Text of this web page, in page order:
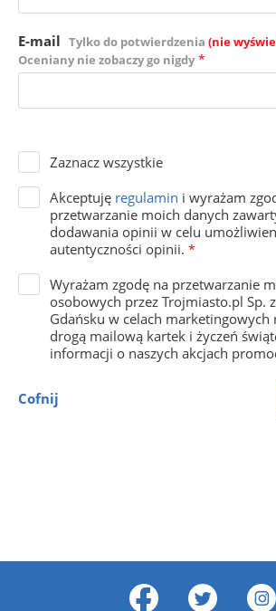
E-mail Tylko do potwierdzenia (nie
Oceniany nie zobaczy go nigdy *
Zaznacz wszystkie
Akceptuję regulamin i wyrażam
przetwarzanie moich danych
dodawania opinii w celu
autentyczności opinii. *
Wyrażam zgodę na przetwarzanie
osobowych przez Trojmiasto.pl Sp.
Gdańsku w celach marketingowych
drogą mailową kartek i życzeń
informacji o naszych akcjach
Cofnij